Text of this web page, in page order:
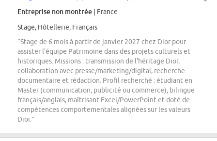
Entreprise non montrée | France
Stage, Hôtellerie, Français
“Stage de 6 mois à partir de janvier 2027 chez Dior pour
assister l'équipe Patrimoine dans des projets culturels et
historiques. Missions : transmission de l'héritage Dior,
collaboration avec presse/marketing/digital, recherche
documentaire et rédaction. Profil recherché : étudiant en
Master (communication, publicité ou commerce), bilingue
français/anglais, maîtrisant Excel/PowerPoint et doté de
compétences comportementales alignées sur les valeurs
Dior.”